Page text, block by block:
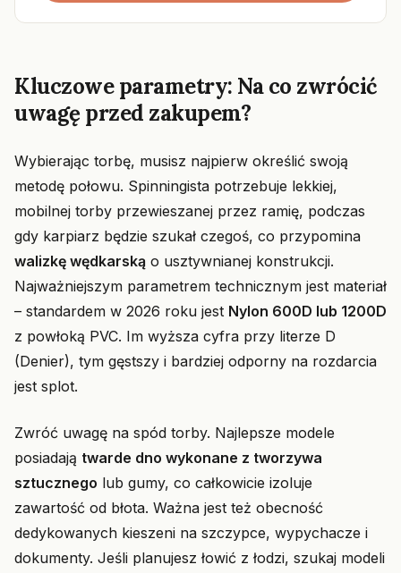
Kluczowe parametry: Na co zwrócić
uwagę przed zakupem?
Wybierając torbę, musisz najpierw określić swoją
metodę połowu. Spinningista potrzebuje lekkiej,
mobilnej torby przewieszanej przez ramię, podczas
gdy karpiarz będzie szukał czegoś, co przypomina
walizkę wędkarską o usztywnianej konstrukcji.
Najważniejszym parametrem technicznym jest materiał
– standardem w 2026 roku jest Nylon 600D lub 1200D
z powłoką PVC. Im wyższa cyfra przy literze D
(Denier), tym gęstszy i bardziej odporny na rozdarcia
jest splot.
Zwróć uwagę na spód torby. Najlepsze modele
posiadają twarde dno wykonane z tworzywa
sztucznego lub gumy, co całkowicie izoluje
zawartość od błota. Ważna jest też obecność
dedykowanych kieszeni na szczypce, wypychacze i
dokumenty. Jeśli planujesz łowić z łodzi, szukaj modeli